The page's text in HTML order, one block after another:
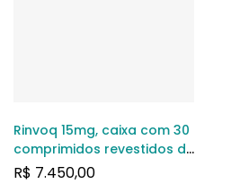
Rinvoq 15mg, caixa com 30
comprimidos revestidos de
liberação prolongada
R$ 7.450,00